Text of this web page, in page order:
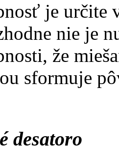
je určite
nie je
že
sformuje
desatoro